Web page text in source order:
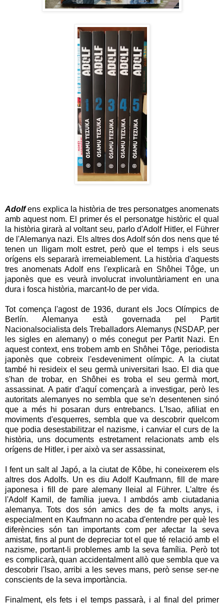
Adolfens explica la història de tres personatges anomenats
amb aquest nom. El primer és el personatge històric el qual
la història girarà al voltant seu, parlo d'Adolf Hitler, el Führer
de l'Alemanya nazi. Els altres dos Adolf són dos nens que té
tenen un lligam molt estret, però que el temps i els seus
orígens els separarà irremeiablement. La història d'aquests
tres anomenats Adolf ens l'explicarà en Shôhei Tôge, un
japonès que es veurà involucrat involuntàriament en una
dura i fosca història, marcant-lo de per vida.
Tot comença l'agost de 1936, durant els Jocs Olímpics de
Berlín. Alemanya està governada pel Partit
Nacionalsocialista dels Treballadors Alemanys (NSDAP, per
les sigles en alemany) o més conegut per Partit Nazi. En
aquest context, ens trobem amb en Shôhei Tôge, periodista
japonès que cobreix l'esdeveniment olímpic. A la ciutat
també hi resideix el seu germà universitari Isao. El dia que
s'han de trobar, en Shôhei es troba el seu germà mort,
assassinat. A patir d'aquí començarà a investigar, però les
autoritats alemanyes no sembla que se'n desentenen sinó
que a més hi posaran durs entrebancs. L'Isao, afiliat en
moviments d'esquerres, sembla que va descobrir quelcom
que podia desestabilitzar el nazisme, i canviar el curs de la
història, uns documents estretament relacionats amb els
orígens de Hitler, i per això va ser assassinat,
I fent un salt al Japó, a la ciutat de Kôbe, hi coneixerem els
altres dos Adolfs. Un es diu Adolf Kaufmann, fill de mare
japonesa i fill de pare alemany lleial al Führer. L'altre és
l'Adolf Kamil, de família jueva. I ambdós amb ciutadania
alemanya. Tots dos són amics des de fa molts anys, i
especialment en Kaufmann no acaba d'entendre per què les
diferències són tan importants com per afectar la seva
amistat, fins al punt de depreciar tot el que té relació amb el
nazisme, portant-li problemes amb la seva família. Però tot
es complicarà, quan accidentalment allò que sembla que va
descobrir l'Isao, arribi a les seves mans, però sense ser-ne
conscients de la seva importància.
Finalment, els fets i el temps passarà, i al final del primer